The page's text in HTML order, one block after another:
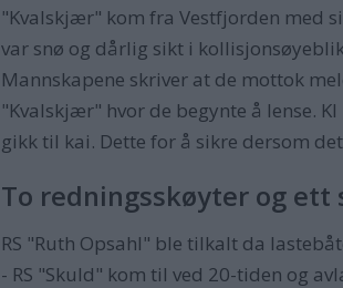
"Kvalskjær" kom fra Vestfjorden med
var snø og dårlig sikt i
Mannskapene skriver at de mottok
"Kvalskjær" hvor de begynte å lense.
gikk til kai. Dette for å sikre dersom
To redningsskøyter og ett
RS "Ruth Opsahl" ble tilkalt da
- RS "Skuld" kom til ved 20-tiden og